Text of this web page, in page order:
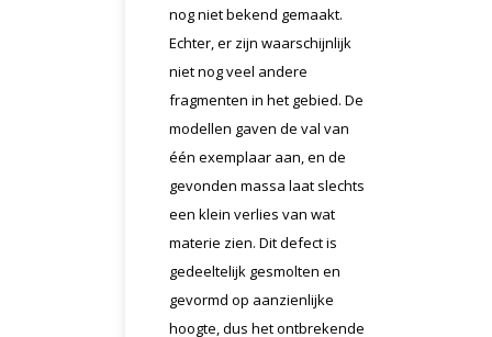
nog niet bekend gemaakt.
Echter, er zijn waarschijnlijk
niet nog veel andere
fragmenten in het gebied. De
modellen gaven de val van
één exemplaar aan, en de
gevonden massa laat slechts
een klein verlies van wat
materie zien. Dit defect is
gedeeltelijk gesmolten en
gevormd op aanzienlijke
hoogte, dus het ontbrekende